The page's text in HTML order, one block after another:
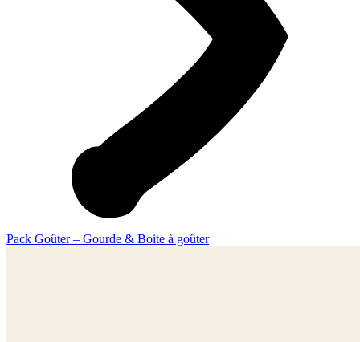
Pack Goûter – Gourde & Boite à goûter